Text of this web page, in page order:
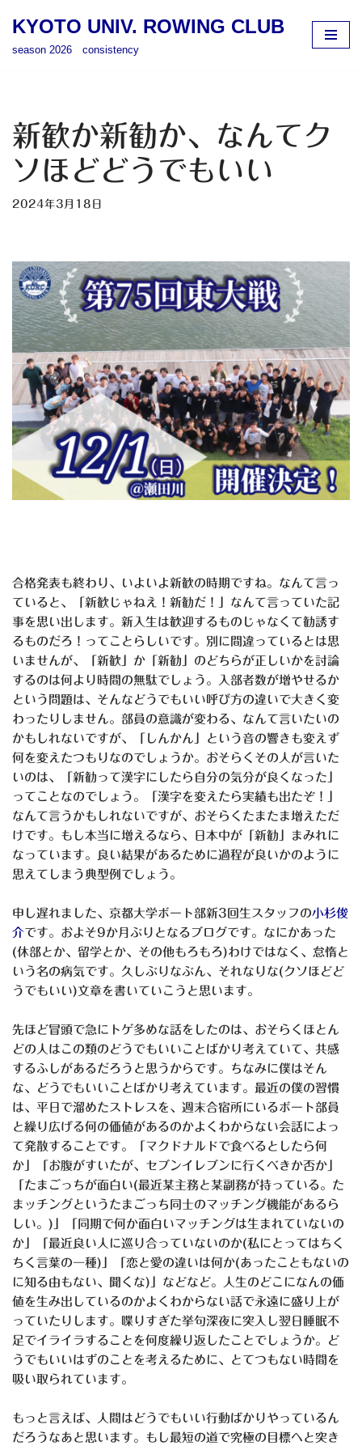
ツ
へ
ス
キ
ッ
KYOTO UNIV. ROWING CLUB
season 2026 consistency
新歓か新勧か、なんてク
ソほどどうでもいい
2024年3月18日
合格発表も終わり、いよいよ新歓の時期ですね。なんて言っ
ていると、「新歓じゃねえ！新勧だ！」なんて言っていた記
事を思い出します。新入生は歓迎するものじゃなくて勧誘す
るものだろ！ってことらしいです。別に間違っているとは思
いませんが、「新歓」か「新勧」のどちらが正しいかを討論
するのは何より時間の無駄でしょう。入部者数が増やせるか
という問題は、そんなどうでもいい呼び方の違いで大きく変
わったりしません。部員の意識が変わる、なんて言いたいの
かもしれないですが、「しんかん」という音の響きも変えず
何を変えたつもりなのでしょうか。おそらくその人が言いた
いのは、「新勧って漢字にしたら自分の気分が良くなった」
ってことなのでしょう。「漢字を変えたら実績も出たぞ！」
なんて言うかもしれないですが、おそらくたまたま増えただ
けです。もし本当に増えるなら、日本中が「新勧」まみれに
なっています。良い結果があるために過程が良いかのように
思えてしまう典型例でしょう。
申し遅れました、京都大学ボート部新3回生スタッフの小杉俊
介です。およそ9か月ぶりとなるブログです。なにかあった
(休部とか、留学とか、その他もろもろ)わけではなく、怠惰と
いう名の病気です。久しぶりなぶん、それなりな(クソほどど
うでもいい)文章を書いていこうと思います。
先ほど冒頭で急にトゲ多めな話をしたのは、おそらくほとん
どの人はこの類のどうでもいいことばかり考えていて、共感
するふしがあるだろうと思うからです。ちなみに僕はそん
な、どうでもいいことばかり考えています。最近の僕の習慣
は、平日で溜めたストレスを、週末合宿所にいるボート部員
と繰り広げる何の価値があるのかよくわからない会話によっ
て発散することです。「マクドナルドで食べるとしたら何
か」「お腹がすいたが、セブンイレブンに行くべきか否か」
「たまごっちが面白い(最近某主務と某副務が持っている。た
まッチングというたまごっち同士のマッチング機能があるら
しい。)」「同期で何か面白いマッチングは生まれていないの
か」「最近良い人に巡り合っていないのか(私にとってはちく
ちく言葉の一種)」「恋と愛の違いは何か(あったこともないの
に知る由もない、聞くな)」などなど。人生のどこになんの価
値を生み出しているのかよくわからない話で永遠に盛り上が
っていたりします。喋りすぎた挙句深夜に突入し翌日睡眠不
足でイライラすることを何度繰り返したことでしょうか。ど
うでもいいはずのことを考えるために、とてつもない時間を
吸い取られています。
もっと言えば、人間はどうでもいい行動ばかりやっているん
だろうなあと思います。もし最短の道で究極の目標へと突き